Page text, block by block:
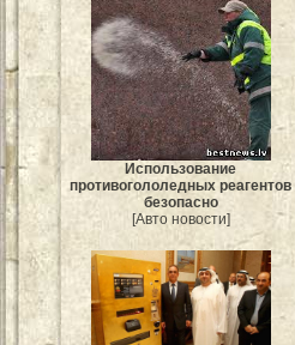
Использование
противогололедных реагентов
безопасно
[Авто новости]